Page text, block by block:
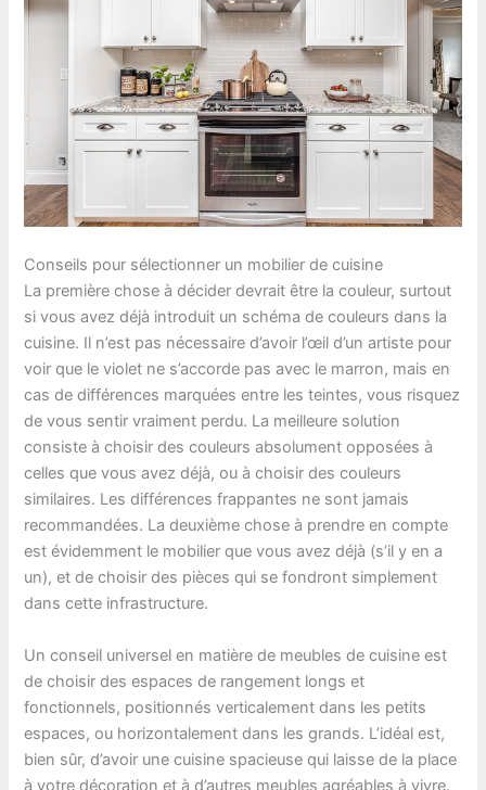
Conseils pour sélectionner un mobilier de cuisine
La première chose à décider devrait être la couleur, surtout
si vous avez déjà introduit un schéma de couleurs dans la
cuisine. Il n’est pas nécessaire d’avoir l’œil d’un artiste pour
voir que le violet ne s’accorde pas avec le marron, mais en
cas de différences marquées entre les teintes, vous risquez
de vous sentir vraiment perdu. La meilleure solution
consiste à choisir des couleurs absolument opposées à
celles que vous avez déjà, ou à choisir des couleurs
similaires. Les différences frappantes ne sont jamais
recommandées. La deuxième chose à prendre en compte
est évidemment le mobilier que vous avez déjà (s’il y en a
un), et de choisir des pièces qui se fondront simplement
dans cette infrastructure.
Un conseil universel en matière de meubles de cuisine est
de choisir des espaces de rangement longs et
fonctionnels, positionnés verticalement dans les petits
espaces, ou horizontalement dans les grands. L’idéal est,
bien sûr, d’avoir une cuisine spacieuse qui laisse de la place
à votre décoration et à d’autres meubles agréables à vivre.